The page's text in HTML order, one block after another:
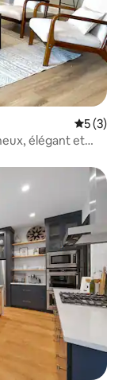
5 (3)
élégant et